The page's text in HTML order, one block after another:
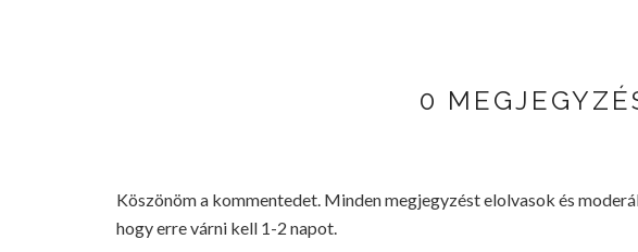
0
Köszönöm a kommentedet. Minden megjegyzést elolvasok és
hogy erre várni kell 1-2 napot.